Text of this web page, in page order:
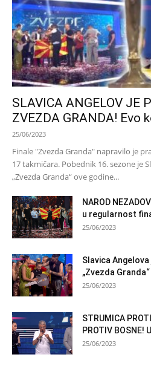
SLAVICA ANGELOV JE
ZVEZDA GRANDA! Evo
25/06/2023
Finale "Zvezda Granda" napravilo je
17 takmičara. Pobednik 16. sezone je
„Zvezda Granda“ ove godine...
NAROD
u regularnost
25/06/2023
Slavica
„Zvezda Granda“
25/06/2023
STRUMICA
PROTIV
25/06/2023